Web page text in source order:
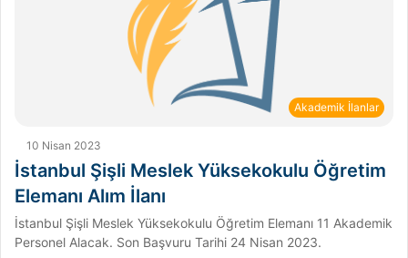
Akademik İlanlar
10 Nisan 2023
İstanbul Şişli Meslek Yüksekokulu Öğretim
Elemanı Alım İlanı
İstanbul Şişli Meslek Yüksekokulu Öğretim Elemanı 11 Akademik
Personel Alacak. Son Başvuru Tarihi 24 Nisan 2023.